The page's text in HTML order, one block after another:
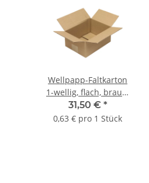
Wellpapp-Faltkarton
1-wellig, flach, braun,
Qual. 1.20, DIN A5 |
220 x 160 x 100 mm
31,50 € *
0,63 € pro 1 Stück